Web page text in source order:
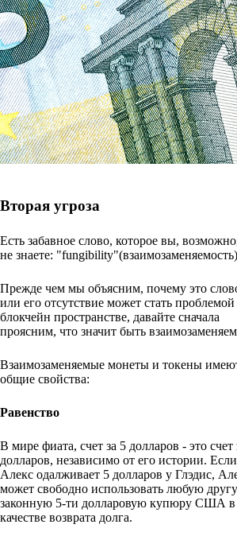
Вторая угроза
Есть забавное слово, которое вы,
не знаете:
Прежде чем мы объясним, почему это
или его отсутствие может стать проблемой
блокчейн пространстве, давайте сначала
проясним, что значит быть
Взаимозаменяемые монеты и токены
общие свойства:
Равенство
В мире фиата, счет за 5 долларов - это счет
долларов, независимо от его истории. Если
Алекс одалживает 5 долларов у Глэдис,
может свободно использовать любую
законную 5-ти долларовую купюру США в
качестве возврата долга.